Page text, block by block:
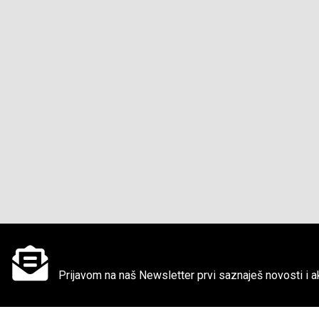
Prijavom na naš Newsletter prvi saznaješ novosti i